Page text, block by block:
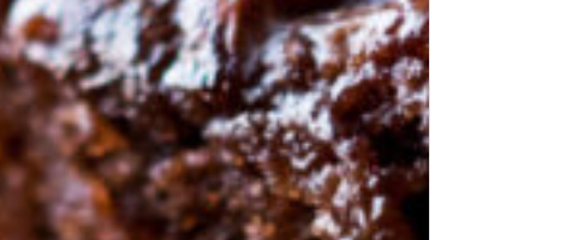
Veranstaltungen
39,50 €
(inkl. MwSt.)